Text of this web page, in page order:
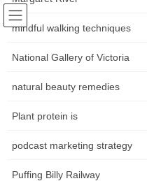
Skip
Skip
Community
the
HOME หน้าหลัก
ไม่มีหมวดหมู่
mindful walking techniques
National Gallery of Victoria
natural beauty remedies
Plant protein is
podcast marketing strategy
Puffing Billy Railway